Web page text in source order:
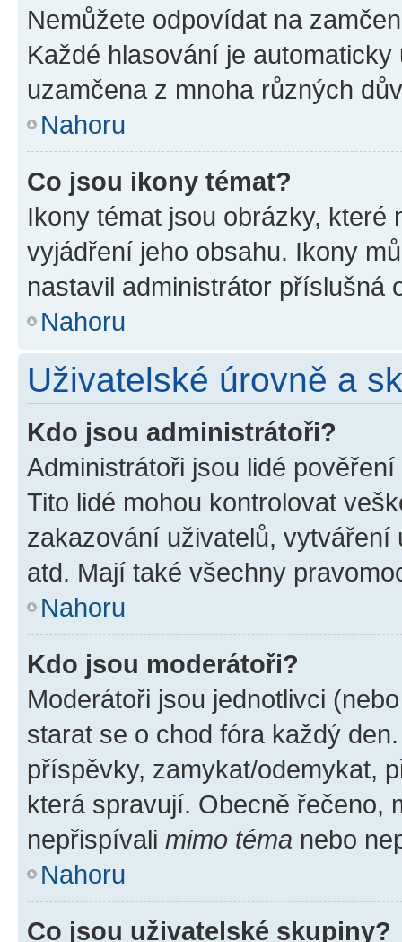
Nemůžete odpovídat na
Každé hlasování je
uzamčena z mnoha různých
Nahoru
Co jsou ikony témat?
Ikony témat jsou obrázky,
vyjádření jeho obsahu. Ikony
nastavil administrátor příslušná
Nahoru
Uživatelské úrovně a
Kdo jsou administrátoři?
Administrátoři jsou lidé
Tito lidé mohou kontrolovat
zakazování uživatelů,
atd. Mají také všechny
Nahoru
Kdo jsou moderátoři?
Moderátoři jsou jednotlivci
starat se o chod fóra každý
příspěvky, zamykat/odemykat,
která spravují. Obecně řečeno,
nepřispívali mimo téma nebo
Nahoru
Co jsou uživatelské skupiny?